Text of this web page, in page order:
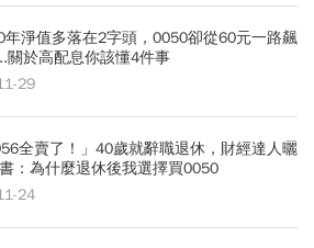
年淨值多落在2字頭，0050卻從60元一路飆
關於高配息你該懂4件事
29
全賣了！」40歲就辭職退休，財經達人曬
：為什麼退休後我選擇買0050
24